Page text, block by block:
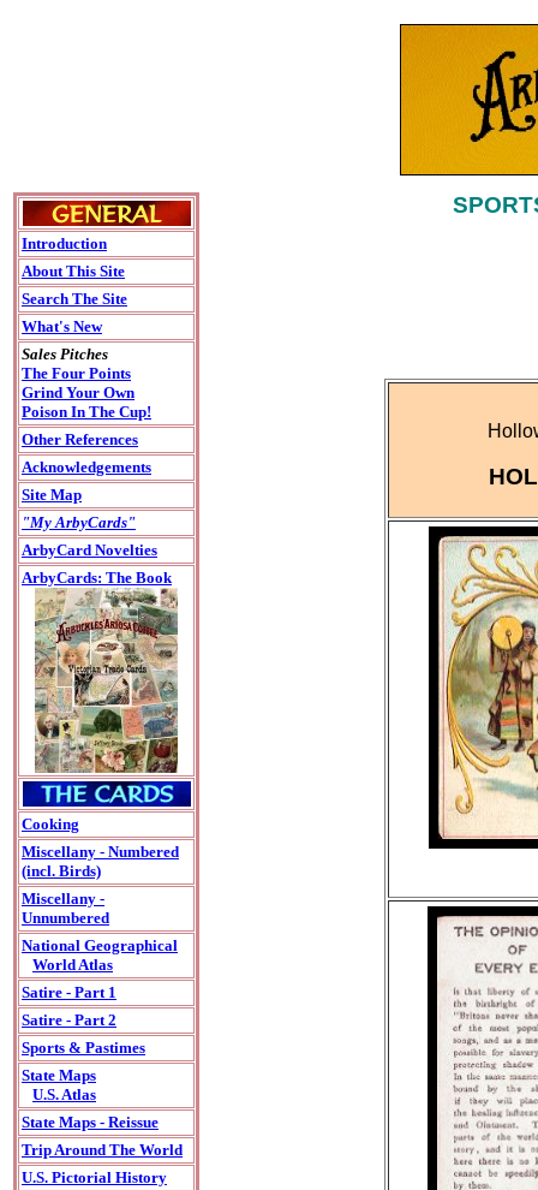
Introduction
About This Site
Search The Site
What's New
Sales Pitches
The Four Points
Grind Your Own
Poison In The Cup!
Other References
Acknowledgements
Site Map
"My ArbyCards"
ArbyCard Novelties
ArbyCards: The Book
Cooking
Miscellany - Numbered
(incl. Birds)
Miscellany -
Unnumbered
National Geographical
World Atlas
Satire - Part 1
Satire - Part 2
Sports & Pastimes
State Maps
U.S. Atlas
State Maps - Reissue
Trip Around The World
U.S. Pictorial History